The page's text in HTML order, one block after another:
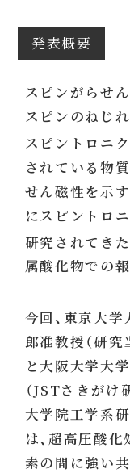
発表概要
スピンがらせ
スピンのねじ
スピントロニ
されている物
せん磁性を示
にスピントロ
研究されてき
属酸化物での
今回、東京大
郎准教授（研究
と大阪大学大
（JSTさきがけ
大学院工学系
は、超高圧酸
素の間に強い